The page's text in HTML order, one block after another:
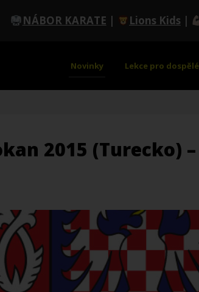
NÁBOR KARATE | Lions Kids |
Novinky Lekce pro dospělé
2015 (Turecko) –